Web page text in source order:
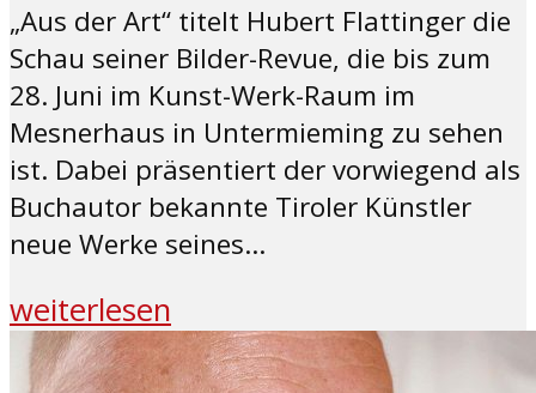
„Aus der Art“ titelt Hubert Flattinger die
Schau seiner Bilder-Revue, die bis zum
28. Juni im Kunst-Werk-Raum im
Mesnerhaus in Untermieming zu sehen
ist. Dabei präsentiert der vorwiegend als
Buchautor bekannte Tiroler Künstler
neue Werke seines...
weiterlesen